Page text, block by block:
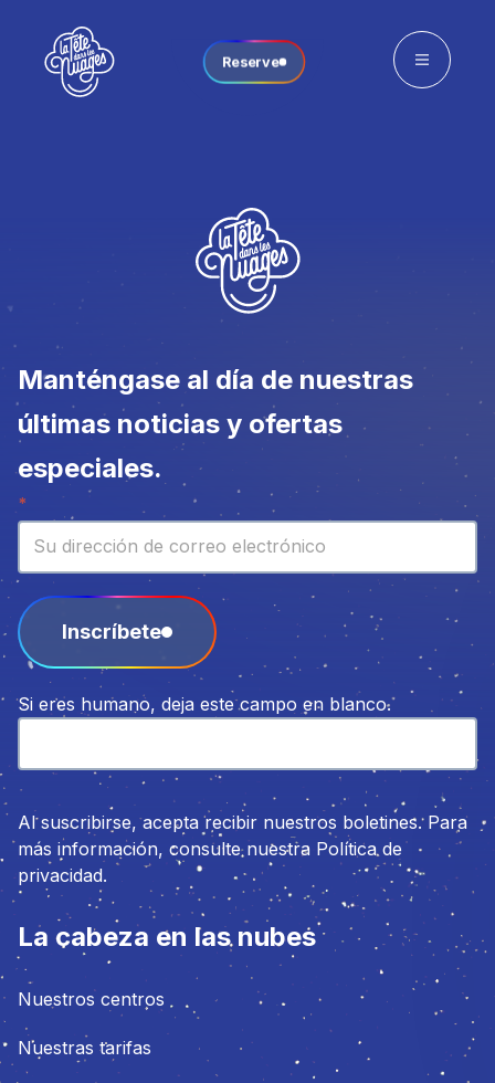
Reserve
Manténgase al día de nuestras
últimas noticias y ofertas
especiales.
Boletín
*
Inscríbete
Si eres humano, deja este campo en blanco.
Al suscribirse, acepta recibir nuestros boletines. Para
más información, consulte nuestra Política de
privacidad.
La cabeza en las nubes
Nuestros centros
Nuestras tarifas